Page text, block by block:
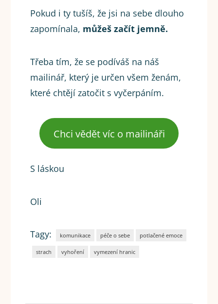
Pokud i ty tušíš, že jsi na sebe dlouho
zapomínala, můžeš začít jemně.
Třeba tím, že se podíváš na náš
mailinář, který je určen všem ženám,
které chtějí zatočit s vyčerpáním.
Chci vědět víc o mailináři
S láskou
Oli
Tagy: komunikace péče o sebe potlačené emoce
strach vyhoření vymezení hranic